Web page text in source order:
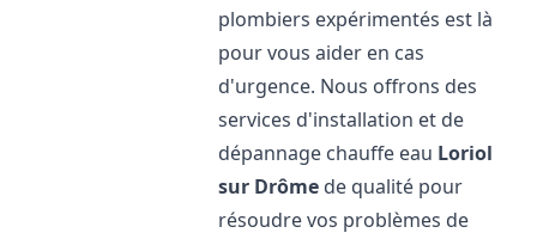
plombiers expérimentés est là
pour vous aider en cas
d'urgence. Nous offrons des
services d'installation et de
dépannage chauffe eau Loriol
sur Drôme de qualité pour
résoudre vos problèmes de